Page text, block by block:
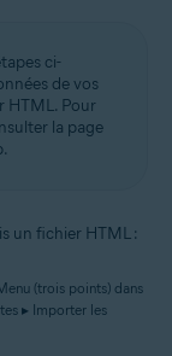
ci-
de vos
HTML. Pour
la page
un fichier HTML :
(trois points) dans
▸ Importer les